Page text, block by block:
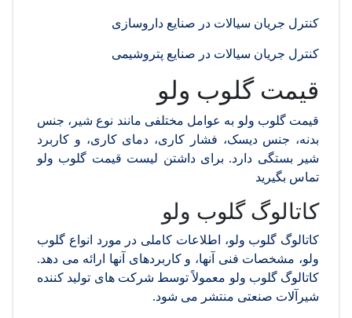
کنترل جریان سیالات در صنایع داروسازی
کنترل جریان سیالات در صنایع پتروشیمی
قیمت گلوب ولو
قیمت گلوب ولو به عوامل مختلفی مانند نوع شیر، جنس
بدنه، جنس دیسک، فشار کاری، دمای کاری، و کاربرد
شیر بستگی دارد. برای داشتن لیست قیمت گلوب ولو
تماس بگیرید
کاتالوگ گلوب ولو
کاتالوگ گلوب ولو، اطلاعات کاملی در مورد انواع گلوب
ولو، مشخصات فنی آنها، و کاربردهای آنها ارائه می دهد.
کاتالوگ گلوب ولو معمولاً توسط شرکت های تولید کننده
شیرآلات صنعتی منتشر می شود.